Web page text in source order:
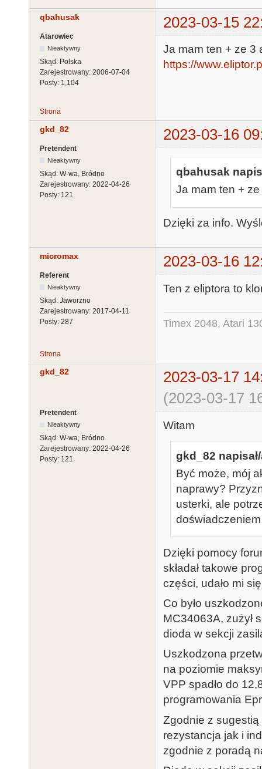
qbahusak 2023-03-15
Atarowiec
Nieaktywny
Skąd: Polska
Zarejestrowany: 2006-07-04
Posty: 1,104
Ja mam ten + ze 3
https://
Strona
gkd_82 2023-03-16
Pretendent
Nieaktywny
Skąd: W-wa, Bródno
Zarejestrowany: 2022-04-26
Posty: 121
qbahusak
Ja mam ten +
Dzięki za info.
micromax 2023-03-16
Referent
Nieaktywny
Skąd: Jaworzno
Zarejestrowany: 2017-04-11
Posty: 287
Ten z eliptora to
Timex 2048, Atari
Strona
gkd_82
2023-03-17
(2023-03-17
Pretendent
Nieaktywny
Skąd: W-wa, Bródno
Zarejestrowany: 2022-04-26
Posty: 121
Witam
gkd_82
Być może, mój
naprawy?
usterki, ale
Dzięki pomocy
składał takowe
części, udało mi
Co było
MC34063A, zużył
dioda w sekcji
Uszkodzona
na poziomie
VPP spadło do
programowania
Zgodnie z sugestią
rezystancja jak i
zgodnie z poradą